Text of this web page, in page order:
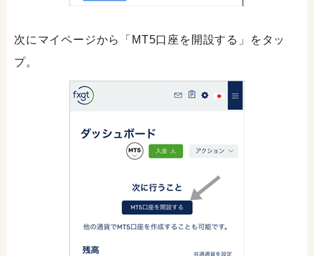
次にマイページから「MT5口座を開設する」をタッ
プ。